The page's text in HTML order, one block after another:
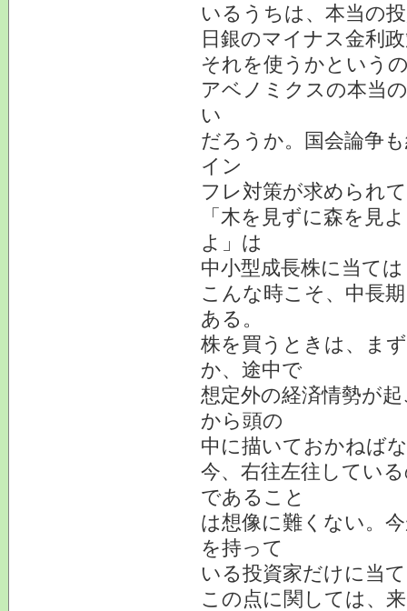
いるうちは、本当の
日銀のマイナス金利
それを使うかという
アベノミクスの本当
い
だろうか。国会論争
イン
フレ対策が求められ
「木を見ずに森を見
よ」は
中小型成長株に当て
こんな時こそ、中長
ある。
株を買うときは、ま
か、途中で
想定外の経済情勢が
から頭の
中に描いておかねば
今、右往左往してい
であること
は想像に難くない。
を持って
いる投資家だけに当
この点に関しては、